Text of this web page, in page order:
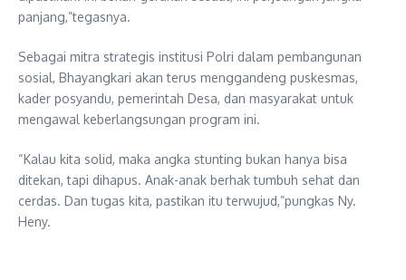
panjang,”tegasnya.
Sebagai mitra strategis institusi Polri dalam pembangunan
sosial, Bhayangkari akan terus menggandeng puskesmas,
kader posyandu, pemerintah Desa, dan masyarakat untuk
mengawal keberlangsungan program ini.
“Kalau kita solid, maka angka stunting bukan hanya bisa
ditekan, tapi dihapus. Anak-anak berhak tumbuh sehat dan
cerdas. Dan tugas kita, pastikan itu terwujud,”pungkas Ny.
Heny.